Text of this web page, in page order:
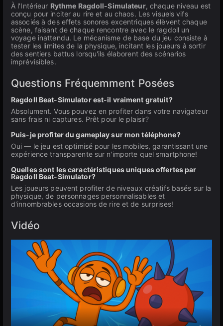
À l'Intérieur Rythme Ragdoll-Simulateur, chaque niveau est
conçu pour inciter au rire et au chaos. Les visuels vifs
associés à des effets sonores excentriques élèvent chaque
scène, faisant de chaque rencontre avec le ragdoll un
voyage inattendu. Le mécanisme de base du jeu consiste à
tester les limites de la physique, incitant les joueurs à sortir
des sentiers battus lorsqu'ils élaborent des scénarios
imprévisibles.
Questions Fréquemment Posées
Ragdoll Beat-Simulator est-il vraiment gratuit?
Absolument. Vous pouvez en profiter dans votre navigateur
sans frais ni captures. Prêt pour le plaisir?
Puis-je profiter du gameplay sur mon téléphone?
Oui — le jeu est optimisé pour les mobiles, garantissant une
expérience transparente sur n'importe quel smartphone!
Quelles sont les caractéristiques uniques offertes par
Ragdoll Beat-Simulator?
Les joueurs peuvent profiter de niveaux créatifs basés sur la
physique, de personnages personnalisables et
d'innombrables occasions de rire et de surprises!
Vidéo